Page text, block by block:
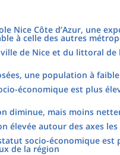
Nice Côte d’Azur, une
à celle des autres
de Nice et du littoral
une population à
économique est plus
diminue, mais moins
élevée autour des axes
socio-économique
de la région